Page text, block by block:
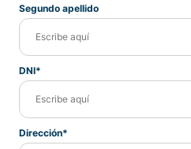
Segundo apellido
DNI*
Dirección*